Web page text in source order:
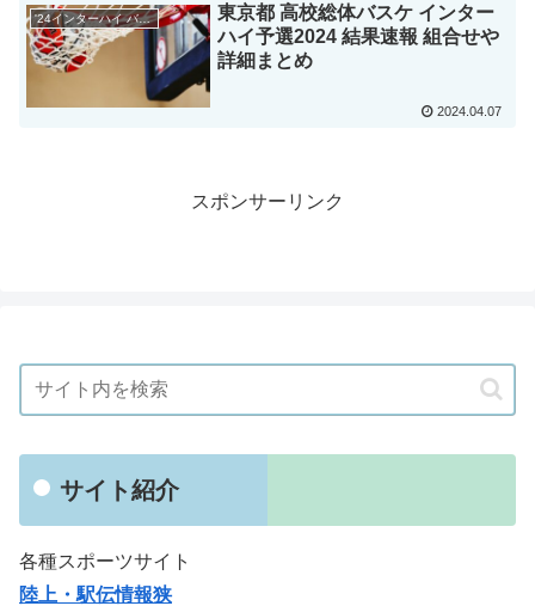
'24インターハイ バスケ
東京都 高校総体バスケ インター
ハイ予選2024 結果速報 組合せや
詳細まとめ
2024.04.07
スポンサーリンク
サイト紹介
各種スポーツサイト
陸上・駅伝情報狭